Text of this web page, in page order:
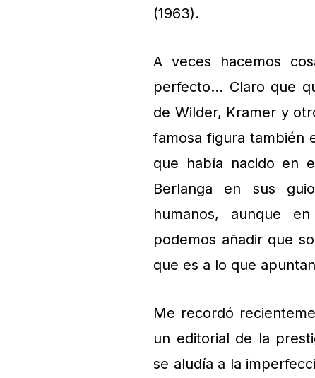
(1963).
A veces hacemos
perfecto… Claro que
de Wilder, Kramer y
famosa figura también
que había nacido en
Berlanga en sus
humanos, aunque
podemos añadir que
que es a lo que
Me recordó
un editorial de la
se aludía a la